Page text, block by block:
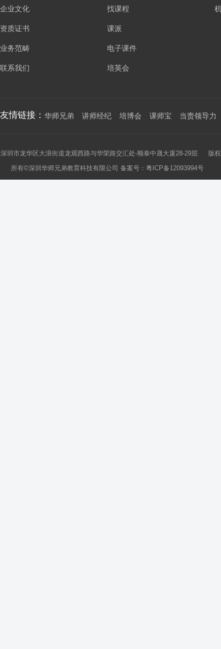
企业文化
资质证书
业务范畴
联系我们
找课程
课派
电子课件
培英会
友情链接： 华师兄弟 讲师经纪 培博会 课师宝 当责领导力
深圳市龙华区大浪街道龙观西路与华荣路交汇处-顺泰中晟大厦28-29层 版权
所有©深圳华师兄弟教育科技有限公司 备案号： 粤ICP备12093994号